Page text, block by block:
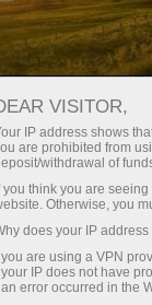
VISITOR,
IP address shows
are prohibited from
withdrawal of
you think you are
Otherwise, you
does your IP
are using a VPN
IP does not have
error occurred in the